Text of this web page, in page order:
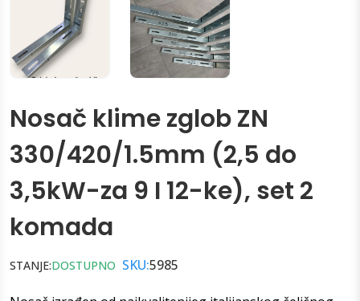
Nosač klime zglob ZN
330/420/1.5mm (2,5 do
3,5kW-za 9 I 12-ke), set 2
komada
STANJE:DOSTUPNO SKU:5985